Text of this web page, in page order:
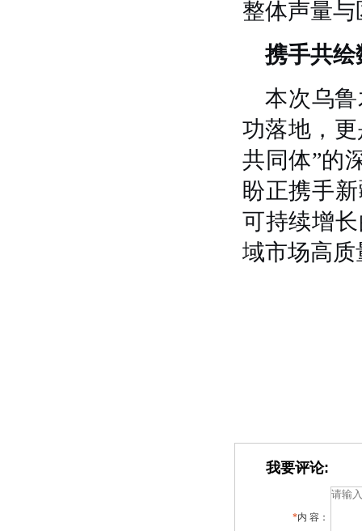
整体声量
携手共绘
本次乌
功落地，
共同体”的
盼正携手
可持续增
域市场高
我要评论:
*内 容：